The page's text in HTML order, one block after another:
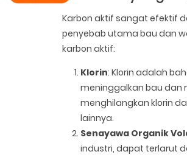
Karbon aktif sangat efektif
penyebab utama bau dan
karbon aktif:
Klorin: Klorin adalah
meninggalkan bau dan
menghilangkan klorin
lainnya.
Senayawa Organik
industri, dapat terlarut